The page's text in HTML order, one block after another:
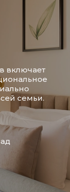
включает
семьи.